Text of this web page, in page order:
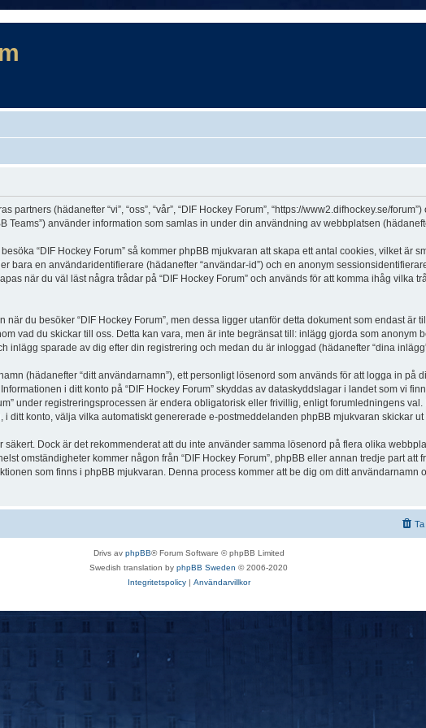
(hädanefter “vi”, “oss”, “vår”, “DIF Hockey Forum”, “https://www2.difhockey.se/forum”)
Teams”) använder information som samlas in under din användning av webbplatsen
“DIF Hockey Forum” så kommer phpBB mjukvaran att skapa ett antal cookies, vilket är
bara en användaridentifierare (hädanefter “användar-id”) och en anonym
när du väl läst några trådar på “DIF Hockey Forum” och används för att komma ihåg vilka
du besöker “DIF Hockey Forum”, men dessa ligger utanför detta dokument som endast är
vad du skickar till oss. Detta kan vara, men är inte begränsat till: inlägg gjorda som anonym
inlägg sparade av dig efter din registrering och medan du är inloggad (hädanefter “dina
(hädanefter “ditt användarnamn”), ett personligt lösenord som används för att logga in på
i ditt konto på “DIF Hockey Forum” skyddas av dataskyddslagar i landet som vi
under registreringsprocessen är endera obligatorisk eller frivillig, enligt forumledningens
ditt konto, välja vilka automatiskt genererade e-postmeddelanden phpBB mjukvaran skickar
Dock är det rekommenderat att du inte använder samma lösenord på flera olika
omständigheter kommer någon från “DIF Hockey Forum”, phpBB eller annan tredje part
som finns i phpBB mjukvaran. Denna process kommer att be dig om ditt användarnamn
Drivs av phpBB® Forum Software © phpBB Limited
Swedish translation by phpBB Sweden © 2006-2020
Integritetspolicy| Användarvillkor